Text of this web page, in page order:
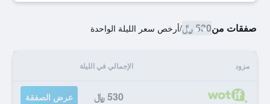
صفقات من530 ﷼ /أرخص سعر الليلة الواحدة
مزود الإجمالي في الليلة
530 ﷼ عرض الصفقة